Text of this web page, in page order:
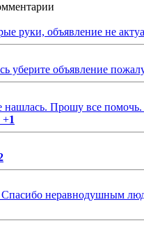
руки, объявление не
уберите объявление
нашлась. Прошу все
+1
неравнодушным